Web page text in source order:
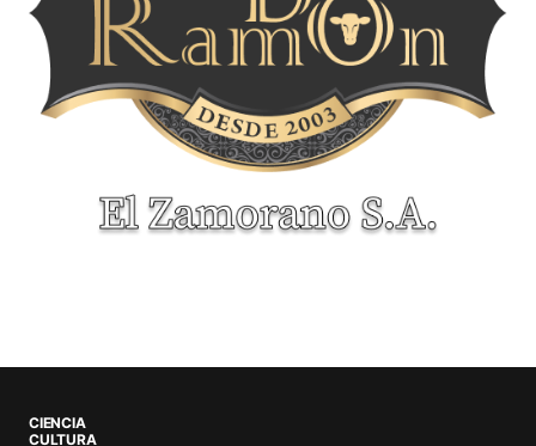
CIENCIA
CULTURA